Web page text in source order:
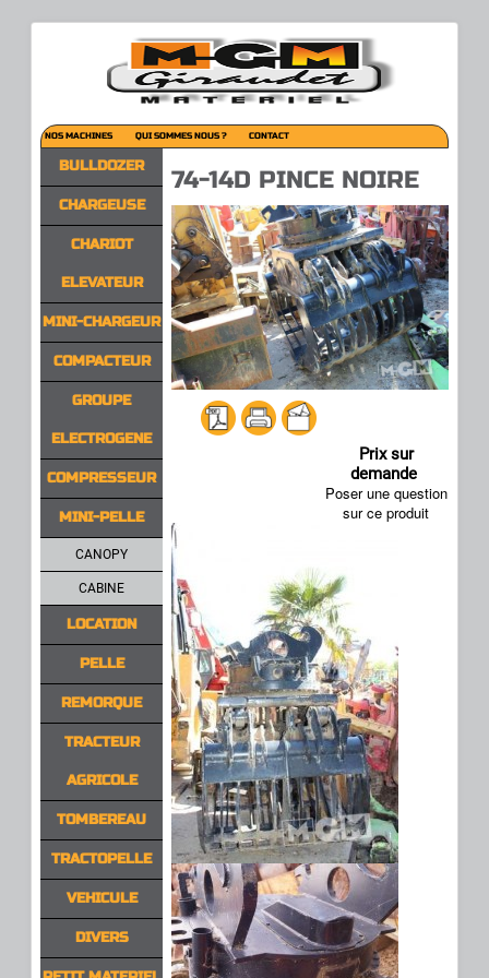
BULLDOZER
CHARGEUSE
CHARIOT
ELEVATEUR
MINI-CHARGEUR
COMPACTEUR
GROUPE
ELECTROGENE
COMPRESSEUR
MINI-PELLE
CANOPY
CABINE
LOCATION
PELLE
REMORQUE
TRACTEUR
AGRICOLE
TOMBEREAU
TRACTOPELLE
VEHICULE
DIVERS
NOS MACHINES QUI SOMMES NOUS ? CONTACT
74-14D PINCE NOIRE
Prix sur
demande
Poser une question
sur ce produit